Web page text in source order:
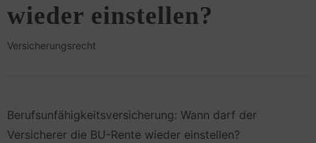
wieder einstellen?
Versicherungsrecht
Berufsunfähigkeitsversicherung: Wann darf der
Versicherer die BU-Rente wieder einstellen?